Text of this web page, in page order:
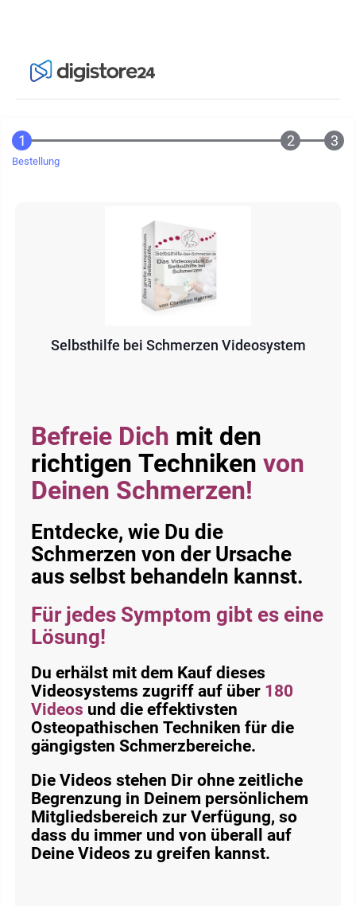
Bestellung
Selbsthilfe bei Schmerzen Videosystem
Befreie Dich mit den
richtigen Techniken von
Deinen Schmerzen!
Entdecke, wie Du die
Schmerzen von der Ursache
aus selbst behandeln kannst.
Für jedes Symptom gibt es eine
Lösung!
Du erhälst mit dem Kauf dieses
Videosystems zugriff auf über 180
Videos und die effektivsten
Osteopathischen Techniken für die
gängigsten Schmerzbereiche.
Die Videos stehen Dir ohne zeitliche
Begrenzung in Deinem persönlichem
Mitgliedsbereich zur Verfügung, so
dass du immer und von überall auf
Deine Videos zu greifen kannst.